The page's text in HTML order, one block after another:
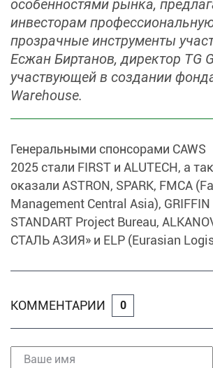
особенностями рынка,
инвесторам
прозрачные инструменты
Есжан Биртанов, директор TG
участвующей в создании
Warehouse.
Генеральными спонсорами CAWS
2025 стали FIRST и ALUTECH, а
оказали ASTRON, SPARK, FMCA
Management Central Asia), GRIFFIN
STANDART Project Bureau,
СТАЛЬ АЗИЯ» и ELP (Eurasian
КОММЕНТАРИИ 0